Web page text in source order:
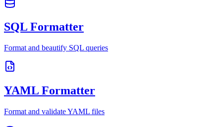
SQL Formatter
Format and beautify SQL queries
YAML Formatter
Format and validate YAML files